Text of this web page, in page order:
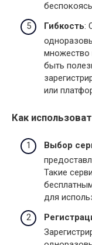
Гибкость:
множество
быть
или
Как
Выбор
Такие
для